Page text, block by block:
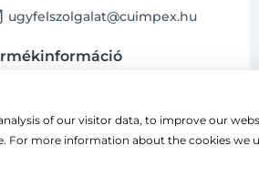
ugyfelszolgalat@cuimpex.hu
ugyfelszolgalat@cuimpex.hu
a legtöbb weboldal, a miénk is
folytatásával hozzájárulsz a sütik
of our visitor data, to improve our
For more information about the cookies we